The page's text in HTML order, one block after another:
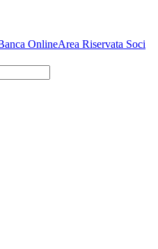
OnlineArea Riservata Soci